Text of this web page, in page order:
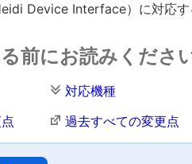
Device Interface）に対応
前にお読みくださ
対応機種
過去すべての変更点